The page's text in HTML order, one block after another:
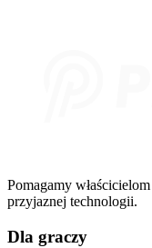
Pomagamy
przyjaznej technologii.
Dla graczy